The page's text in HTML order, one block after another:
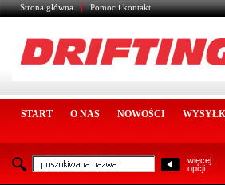
Strona główna Pomoc i kontakt
START O NAS NOWOŚCI
więcej
opcji